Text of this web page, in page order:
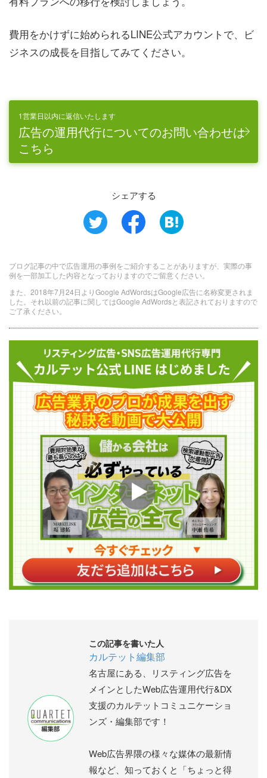
費用をかけずに始められるLINE公式アカウントで、ビ
ジネスの成長を目指してみてください。
1営業日以内に返信いたします
広告の運用代行についてのお問い合わせは
こちら
シェアする
ブログ記事の中で広告運用の事例をご紹介することがありますが、実際の事
例を一部加工した内容となっておりますのでご留意ください。
また、2018年7月24日よりGoogle AdWordsはGoogle広告に名称変更されま
した。それ以前の記事に関してはGoogle AdWordsと表記されておりますので
ご了承ください。
この記事を書いた人
カルテット編集部
名古屋にある、リスティング広告を
メインとしたWeb広告運用代行&DX
支援のカルテットコミュニケーショ
ンズ・編集部です！
Web広告界隈の様々な媒体の最新情
報など、知っておくと「ちょっと得